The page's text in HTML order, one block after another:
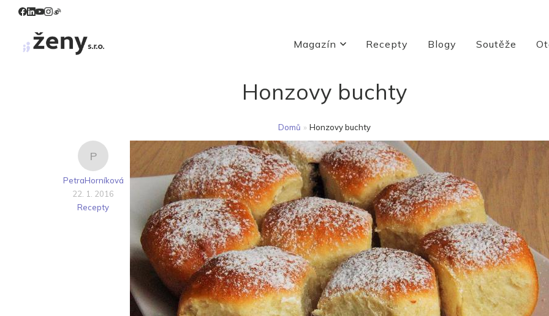
Magazín Recepty Blogy Soutěže
Honzovy buchty
Domů » Honzovy buchty
P
PetraHorníková
22. 1. 2016
Recepty